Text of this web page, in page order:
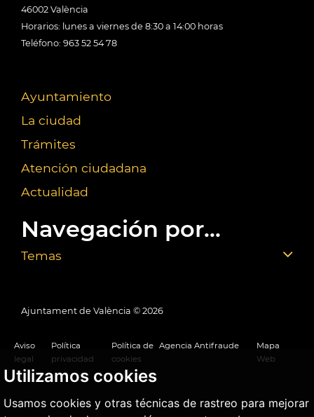
Utilizamos cookies
Usamos cookies y otras técnicas de rastreo para mejorar
46002 València
Horarios: lunes a viernes de 8:30 a 14:00 horas
Teléfono: 963 52 54 78
Ayuntamiento
La ciudad
Trámites
Atención ciudadana
Actualidad
Navegación por...
Temas
Ajuntament de València © 2026
Aviso
legal
Política
privacidad
Política de
cookies
Agencia Antifraude
Mapa
Web